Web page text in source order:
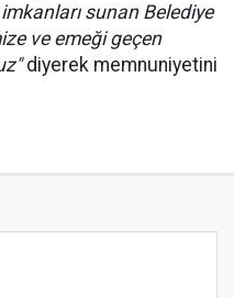
sunan Belediye
ve emeği geçen
diyerek memnuniyetini